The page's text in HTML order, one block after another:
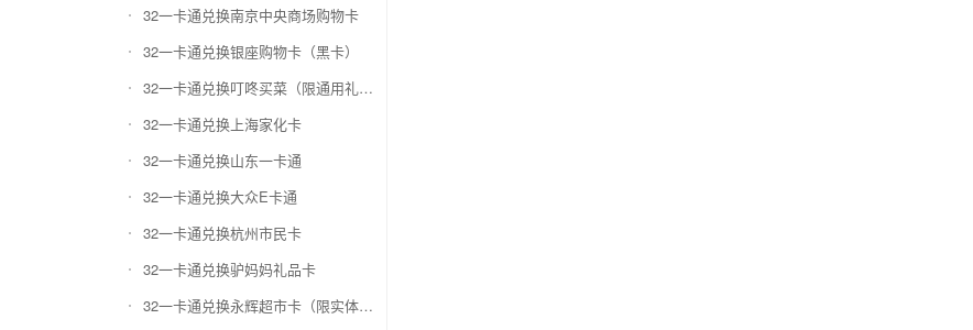
32一卡通兑换南京中央商场购物卡
32一卡通兑换银座购物卡（黑卡）
32一卡通兑换叮咚买菜（限通用礼品卡）
32一卡通兑换上海家化卡
32一卡通兑换山东一卡通
32一卡通兑换大众E卡通
32一卡通兑换杭州市民卡
32一卡通兑换驴妈妈礼品卡
32一卡通兑换永辉超市卡（限实体卡）